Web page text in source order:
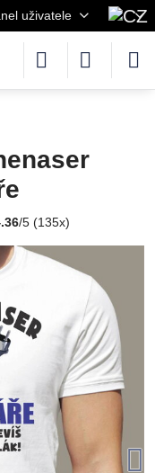
uživatele
/5 (135x)